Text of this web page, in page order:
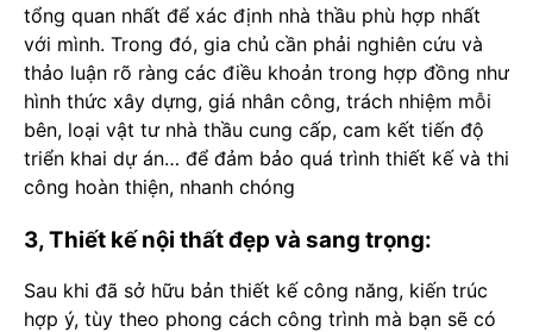
tổng quan nhất để xác định nhà thầu phù hợp nhất
với mình. Trong đó, gia chủ cần phải nghiên cứu và
thảo luận rõ ràng các điều khoản trong hợp đồng như
hình thức xây dựng, giá nhân công, trách nhiệm mỗi
bên, loại vật tư nhà thầu cung cấp, cam kết tiến độ
triển khai dự án… để đảm bảo quá trình thiết kế và thi
công hoàn thiện, nhanh chóng
3, Thiết kế nội thất đẹp và sang trọng:
Sau khi đã sở hữu bản thiết kế công năng, kiến trúc
hợp ý, tùy theo phong cách công trình mà bạn sẽ có